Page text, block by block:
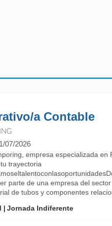
a Contable
07/2026
empresa especializada en
trayectoria
parte de una empresa del
de tubos y componentes
Jornada Indiferente